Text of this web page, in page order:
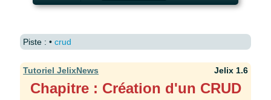
Piste : • crud
Tutoriel JelixNews Jelix 1.6
Chapitre : Création d'un CRUD